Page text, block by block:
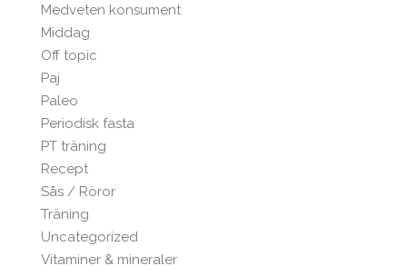
Medveten konsument
Middag
Off topic
Paj
Paleo
Periodisk fasta
PT träning
Recept
Sås / Röror
Träning
Uncategorized
Vitaminer & mineraler